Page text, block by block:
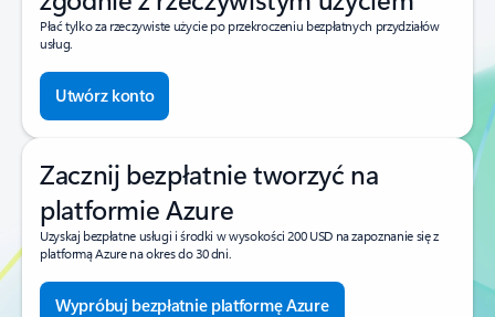
Płać tylko za rzeczywiste użycie po przekroczeniu bezpłatnych przydziałów
usług.
Utwórz konto
Zacznij bezpłatnie tworzyć na
platformie Azure
Uzyskaj bezpłatne usługi i środki w wysokości 200 USD na zapoznanie się z
platformą Azure na okres do 30 dni.
Wypróbuj bezpłatnie platformę Azure